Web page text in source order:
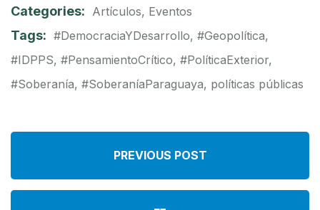
Categories: Artículos, Eventos
Tags: #DemocraciaYDesarrollo, #Geopolítica,
#IDPPS, #PensamientoCrítico, #PolíticaExterior,
#Soberanía, #SoberaníaParaguaya, políticas públicas
PREVIOUS POST